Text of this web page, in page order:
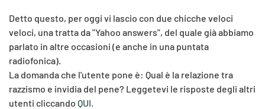
Detto questo, per oggi vi lascio con due chicche veloci
veloci, una tratta da "Yahoo answers", del quale già abbiamo
parlato in altre occasioni (e anche in una puntata
radiofonica).
La domanda che l'utente pone è: Qual è la relazione tra
razzismo e invidia del pene? Leggetevi le risposte degli altri
utenti cliccando QUI.